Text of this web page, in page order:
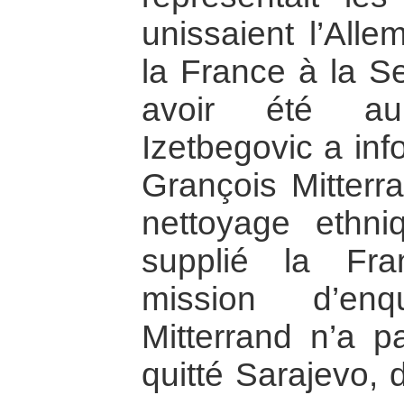
unissaient
la France à la
avoir été au
Izetbegovic a
Grançois
nettoyage
supplié la
mission
Mitterrand n’a
quitté Sarajevo,